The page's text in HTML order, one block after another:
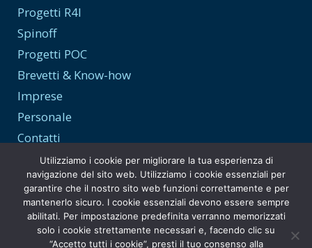
Progetti R4I
Spinoff
Progetti POC
Brevetti & Know-how
Imprese
Personale
Contatti
Trasparenza e Privacy
Privacy Policy
Utilizziamo i cookie per migliorare la tua esperienza di
navigazione del sito web. Utilizziamo i cookie essenziali per
garantire che il nostro sito web funzioni correttamente e per
mantenerlo sicuro. I cookie essenziali devono essere sempre
abilitati. Per impostazione predefinita verranno memorizzati
solo i cookie strettamente necessari e, facendo clic su
“Accetto tutti i cookie”, presti il tuo consenso alla